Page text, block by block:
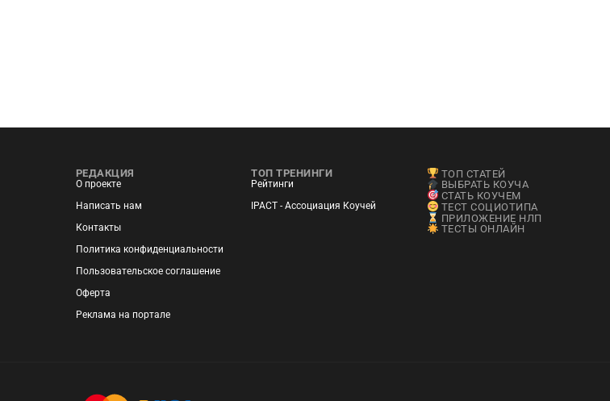
РЕДАКЦИЯ
О проекте
Написать нам
Контакты
Политика конфиденциальности
Пользовательское соглашение
Оферта
Реклама на портале
ТОП ТРЕНИНГИ
Рейтинги
IPACT - Ассоциация Коучей
ТОП СТАТЕЙ
ВЫБРАТЬ КОУЧА
СТАТЬ КОУЧЕМ
ТЕСТ СОЦИОТИПА
ПРИЛОЖЕНИЕ НЛП
ТЕСТЫ ОНЛАЙН